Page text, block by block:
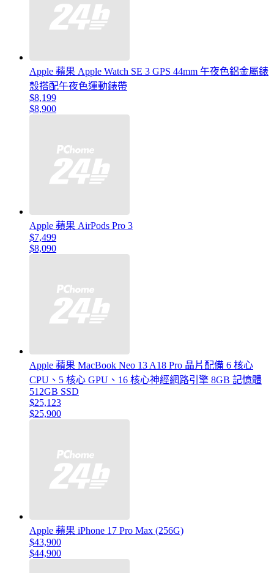
Apple 蘋果 Apple Watch SE 3 GPS 44mm 午夜色鋁金屬錶
殼搭配午夜色運動錶帶
$8,199
$8,900
Apple 蘋果 AirPods Pro 3
$7,499
$8,090
Apple 蘋果 MacBook Neo 13 A18 Pro 晶片配備 6 核心
CPU、5 核心 GPU、16 核心神經網路引擎 8GB 記憶體
512GB SSD
$25,123
$25,900
Apple 蘋果 iPhone 17 Pro Max (256G)
$43,900
$44,900